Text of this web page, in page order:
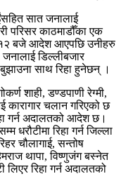
सात जनालाई
परिसर काठमाडौँका एक
१२ बजे आदेश आएपछि उनीहरु
डिल्लीबजार
साथ रिहा हुनेछन् ।
शाही, डण्डपाणी रेग्मी,
चलान गरिएको छ
गर्न अदालतको आदेश छ।
रिहा गर्न जिल्ला
चौलागाई, सन्तोष
थापा, विष्णुजंग बस्नेत
रिहा गर्न अदालतको